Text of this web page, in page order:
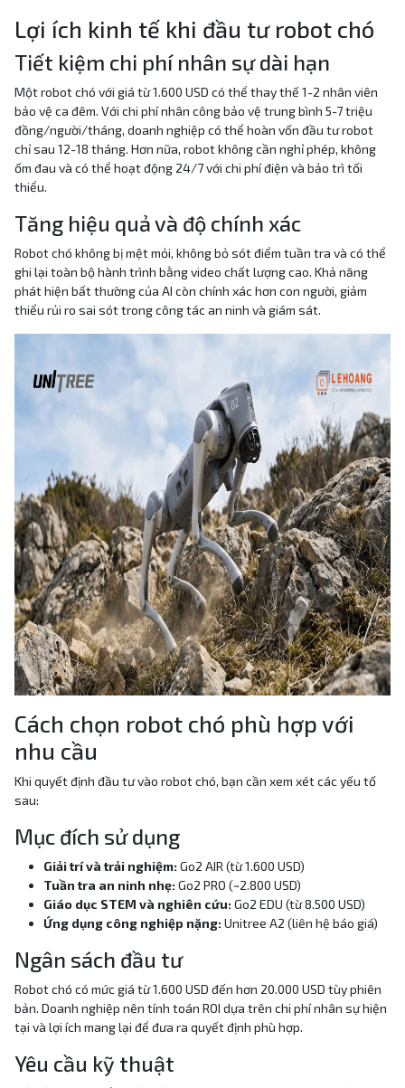
Lợi ích kinh tế khi đầu tư robot chó
Tiết kiệm chi phí nhân sự dài hạn
Một robot chó với giá từ 1.600 USD có thể thay thế 1-2 nhân viên
bảo vệ ca đêm. Với chi phí nhân công bảo vệ trung bình 5-7 triệu
đồng/người/tháng, doanh nghiệp có thể hoàn vốn đầu tư robot
chỉ sau 12-18 tháng. Hơn nữa, robot không cần nghỉ phép, không
ốm đau và có thể hoạt động 24/7 với chi phí điện và bảo trì tối
thiểu.
Tăng hiệu quả và độ chính xác
Robot chó không bị mệt mỏi, không bỏ sót điểm tuần tra và có thể
ghi lại toàn bộ hành trình bằng video chất lượng cao. Khả năng
phát hiện bất thường của AI còn chính xác hơn con người, giảm
thiểu rủi ro sai sót trong công tác an ninh và giám sát.
Cách chọn robot chó phù hợp với
nhu cầu
Khi quyết định đầu tư vào robot chó, bạn cần xem xét các yếu tố
sau:
Mục đích sử dụng
Giải trí và trải nghiệm: Go2 AIR (từ 1.600 USD)
Tuần tra an ninh nhẹ: Go2 PRO (~2.800 USD)
Giáo dục STEM và nghiên cứu: Go2 EDU (từ 8.500 USD)
Ứng dụng công nghiệp nặng: Unitree A2 (liên hệ báo giá)
Ngân sách đầu tư
Robot chó có mức giá từ 1.600 USD đến hơn 20.000 USD tùy phiên
bản. Doanh nghiệp nên tính toán ROI dựa trên chi phí nhân sự hiện
tại và lợi ích mang lại để đưa ra quyết định phù hợp.
Yêu cầu kỹ thuật